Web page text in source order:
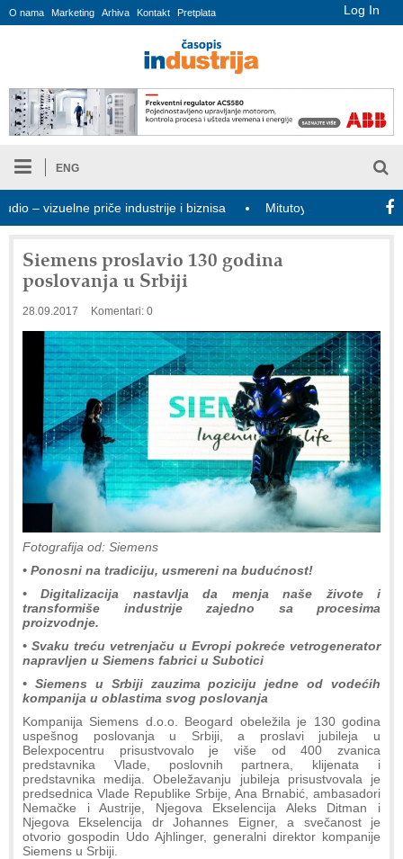
Log In
O nama Marketing Arhiva Kontakt Pretplata
ENG
priče industrije i biznisa Mitutoyo Crysta-Apex V PLUS:
Siemens proslavio 130 godina
poslovanja u Srbiji
28.09.2017 Komentari: 0
Fotografija od: Siemens
• Ponosni na tradiciju, usmereni na budućnost!
• Digitalizacija nastavlja da menja naše živote i
transformiše industrije zajedno sa procesima
proizvodnje.
• Svaku treću vetrenjaču u Evropi pokreće vetrogenerator
napravljen u Siemens fabrici u Subotici
• Siemens u Srbiji zauzima poziciju jedne od vodećih
kompanija u oblastima svog poslovanja
Kompanija Siemens d.o.o. Beogard obeležila je 130 godina
uspešnog poslovanja u Srbiji, a proslavi jubileja u
Belexpocentru prisustvovalo je više od 400 zvanica
predstavnika Vlade, poslovnih partnera, klijenata i
predstavnika medija. Obeležavanju jubileja prisustvovala je
predsednica Vlade Republike Srbije, Ana Brnabić, ambasadori
Nemačke i Austrije, Njegova Ekselencija Aleks Ditman i
Njegova Ekselencija dr Johannes Eigner, a svečanost je
otvorio gospodin Udo Ajhlinger, generalni direktor kompanije
Siemens u Srbiji.